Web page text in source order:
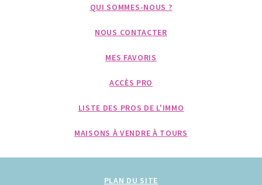
QUI SOMMES-NOUS ?
NOUS CONTACTER
MES FAVORIS
ACCÈS PRO
LISTE DES PROS DE L'IMMO
MAISONS À VENDRE À TOURS
PLAN DU SITE